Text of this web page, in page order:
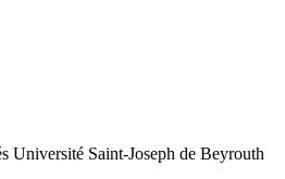
Université Saint-Joseph de Beyrouth